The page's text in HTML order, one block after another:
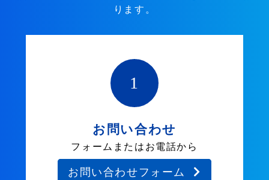
ります。
1
お問い合わせ
フォームまたはお電話から
お問い合わせフォーム